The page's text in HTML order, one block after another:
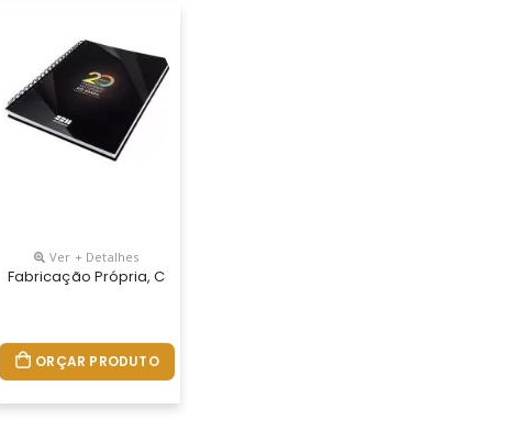
Miolo Com 96 Folhas Personalizadas Em Uma Cor (frente
Cm. Capa Impressa Em 4 Cores, Miolo Com 96 Folhas
15x21,18x25 E 21x28 Cm. Capa Impressa Em 4 Cores,
Personalizados Do Seu Jeito.tamanhos 15x21,18x25 E 21x28 Cm.
Ver + Detalhes
Fabricação Própria, Cadernos Personalizados Do Seu Jeito, Desde
ORÇAR PRODUTO